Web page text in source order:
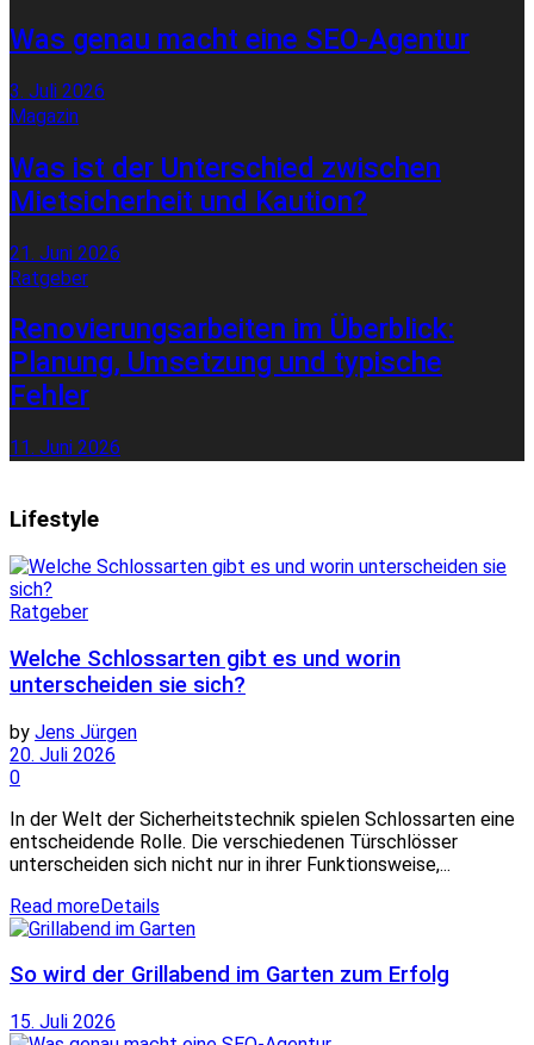
Was genau macht eine SEO-Agentur
3. Juli 2026
Magazin
Was ist der Unterschied zwischen
Mietsicherheit und Kaution?
21. Juni 2026
Ratgeber
Renovierungsarbeiten im Überblick:
Planung, Umsetzung und typische
Fehler
11. Juni 2026
Lifestyle
Ratgeber
Welche Schlossarten gibt es und worin
unterscheiden sie sich?
by Jens Jürgen
20. Juli 2026
0
In der Welt der Sicherheitstechnik spielen Schlossarten eine
entscheidende Rolle. Die verschiedenen Türschlösser
unterscheiden sich nicht nur in ihrer Funktionsweise,...
Read moreDetails
So wird der Grillabend im Garten zum Erfolg
15. Juli 2026